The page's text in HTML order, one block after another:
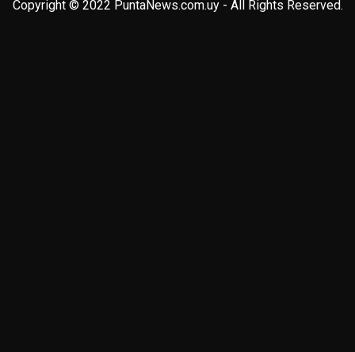
Copyright © 2022 PuntaNews.com.uy - All Rights Reserved.